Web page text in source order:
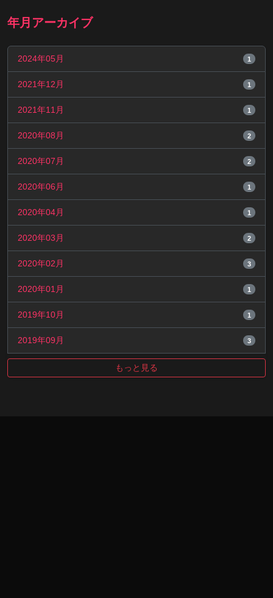
年月アーカイブ
2024年05月 1
2021年12月 1
2021年11月 1
2020年08月 2
2020年07月 2
2020年06月 1
2020年04月 1
2020年03月 2
2020年02月 3
2020年01月 1
2019年10月 1
2019年09月 3
もっと見る